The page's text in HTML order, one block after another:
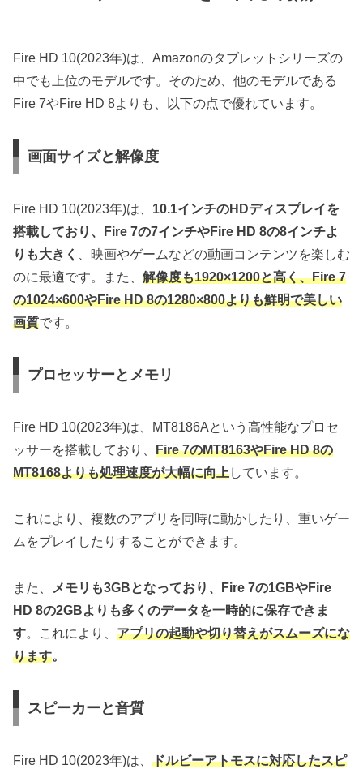
Fire HD 10(2023年)は、Amazonのタブレットシリーズの
中でも上位のモデルです。そのため、他のモデルである
Fire 7やFire HD 8よりも、以下の点で優れています。
画面サイズと解像度
Fire HD 10(2023年)は、 10.1インチのHDディスプレイを
搭載しており、Fire 7の7インチやFire HD 8の8インチよ
りも大きく
、映画やゲームなどの動画コンテンツを楽しむ
のに最適です。また、 解像度も1920×1200と高く、Fire 7
の1024×600やFire HD 8の1280×800よりも鮮明で美しい
画質です。
プロセッサーとメモリ
Fire HD 10(2023年)は、MT8186Aという高性能なプロセ
ッサーを搭載しており、 Fire 7のMT8163やFire HD 8の
MT8168よりも処理速度が大幅に向上しています。
これにより、複数のアプリを同時に動かしたり、重いゲー
ムをプレイしたりすることができます。
また、
メモリも3GBとなっており、Fire 7の1GBやFire
HD 8の2GBよりも多くのデータを一時的に保存できま
す。これにより、 アプリの起動や切り替えがスムーズにな
ります。
スピーカーと音質
Fire HD 10(2023年)は、 ドルビーアトモスに対応したスピ